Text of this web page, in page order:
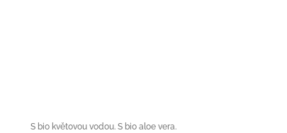
S bio květovou vodou. S bio aloe vera.